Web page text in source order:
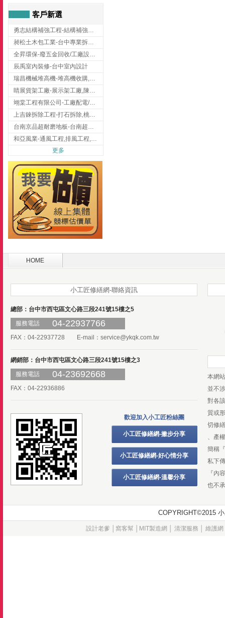
客戶新選
勇志結構補強工程-結構補強工程 ,桃園結構補強工程,龍潭結構補強工程
昶松土木包工業-台中專業拆除工程/挖土機出租
全昇環保-廢五金回收/工廠設備收購/機械設備回收/高價收購廠房設備
辰禹室內裝修-台中室內設計
瑞昌機械堆高機-堆高機收購,新北市堆高機,桃園堆高機
睛展貨架工廠-展示架工廠,陳列架,台中展示架工廠
翊棠工程有限公司-工廠配電/高雄消防機電公司
上吉錸拆除工程-打石拆除,桃園打石拆除,桃園拆除工程
台南京品超耐磨地板-台南超耐磨地板
和亞風業-通風工程,排風工程,彰化通風工程,彰化排風工程
更多
HOME
小工匠修繕網-聯絡資訊
總部：台中市西屯區文心路三段241號15樓之5
服務電話
04-22937766
FAX：04-22937728 E-mail： service@ykqk.com.tw
網銷部：台中市西屯區文心路三段241號15樓之3
服務電話
04-23692668
FAX：04-22936886
歡迎加入小工匠粉絲團
小工匠修繕網-撇步分享
小工匠修繕網-好心情分享
小工匠修繕網-溫馨分享
本網
並不
對各
質或
切修
、產
簡稱
私下
『內
也不
設計老爹 窩客幫│ MIT製造網 清潔服務 維護網